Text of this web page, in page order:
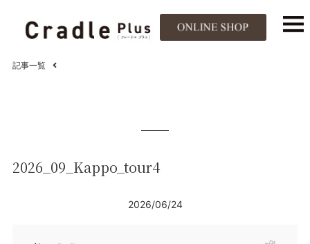
記事一覧
2026_09_Kappo_tour4
2026/06/24